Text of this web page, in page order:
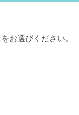
お選びください。